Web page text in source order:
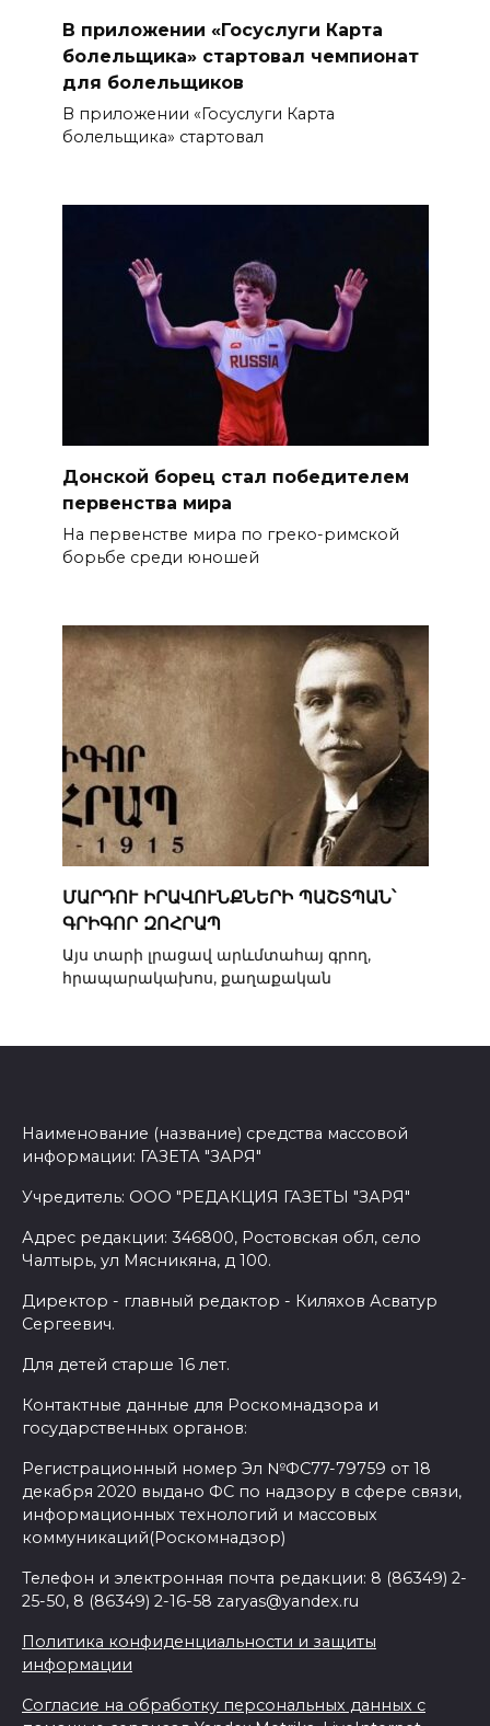
В приложении «Госуслуги Карта
болельщика» стартовал чемпионат
для болельщиков
В приложении «Госуслуги Карта
болельщика» стартовал
Донской борец стал победителем
первенства мира
На первенстве мира по греко-римской
борьбе среди юношей
ՄԱՐԴՈՒ ԻՐԱՎՈՒՆՔՆԵՐԻ ՊԱՇՏՊԱՆ՝
ԳՐԻԳՈՐ ԶՈՀՐԱՊ
Այս տարի լրացավ արևմտահայ գրող,
հրապարակախոս, քաղաքական
Наименование (название) средства массовой
информации: ГАЗЕТА "ЗАРЯ"
Учредитель: ООО "РЕДАКЦИЯ ГАЗЕТЫ "ЗАРЯ"
Адрес редакции: 346800, Ростовская обл, село
Чалтырь, ул Мясникяна, д 100.
Директор - главный редактор - Киляхов Асватур
Сергеевич.
Для детей старше 16 лет.
Контактные данные для Роскомнадзора и
государственных органов:
Регистрационный номер Эл №ФС77-79759 от 18
декабря 2020 выдано ФС по надзору в сфере связи,
информационных технологий и массовых
коммуникаций(Роскомнадзор)
Телефон и электронная почта редакции: 8 (86349) 2-
25-50, 8 (86349) 2-16-58 zaryas@yandex.ru
Политика конфиденциальности и защиты
информации
Согласие на обработку персональных данных с